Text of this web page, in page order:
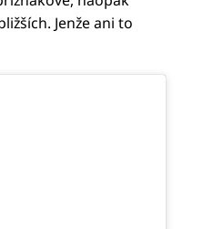
Jenže ani to